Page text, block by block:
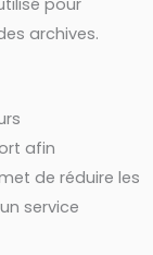
pour
archives.
afin
de réduire les
service